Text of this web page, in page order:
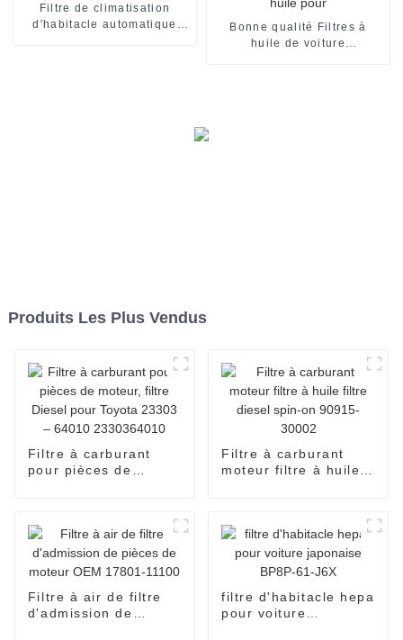
Filtre de climatisation
d'habitacle automatique
Bonne qualité Filtres à
huile de voiture
Produits Les Plus Vendus
Filtre à carburant
pour pièces de
Filtre à carburant
moteur filtre à huile
Filtre à air de filtre
d'admission de
filtre d'habitacle hepa
pour voiture